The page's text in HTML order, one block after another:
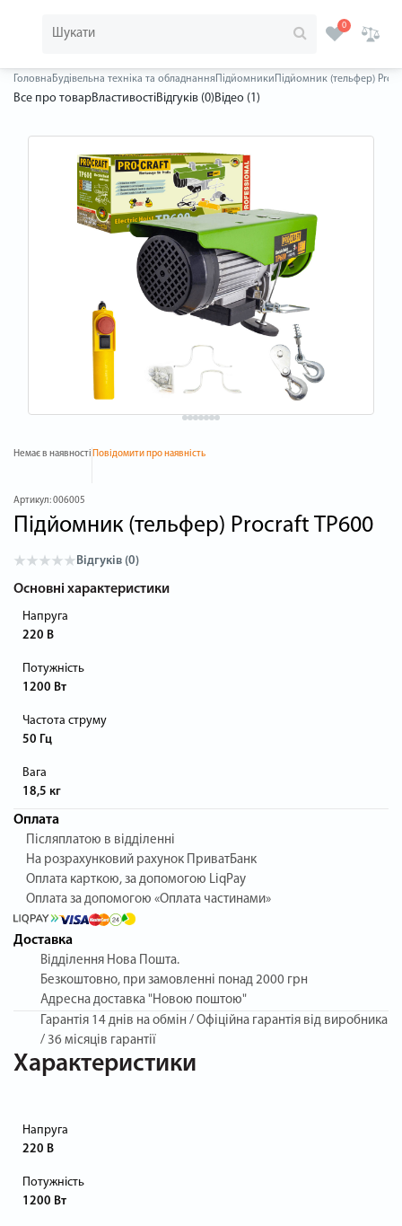
0
Головна Будівельна техніка та обладнання Підйомники Підйомник (тельфер)
Все про товарВластивостіВідгуків (0)Відео (1)
Немає в наявності Повідомити про наявність
Артикул:006005
Підйомник (тельфер) Procraft TP600
Відгуків (0)
Основні характеристики
Напруга
220 В
Потужність
1200 Вт
Частота струму
50 Гц
Вага
18,5 кг
Оплата
Післяплатою в відділенні
На розрахунковий рахунок ПриватБанк
Оплата карткою, за допомогою LiqPay
Оплата за допомогою «Оплата частинами»
Доставка
Відділення Нова Пошта.
Безкоштовно, при замовленні понад 2000 грн
Адресна доставка "Новою поштою"
Гарантія 14 днів на обмін / Офіційна гарантія від виробника
/ 36 місяців гарантії
Характеристики
Напруга
220 В
Потужність
1200 Вт